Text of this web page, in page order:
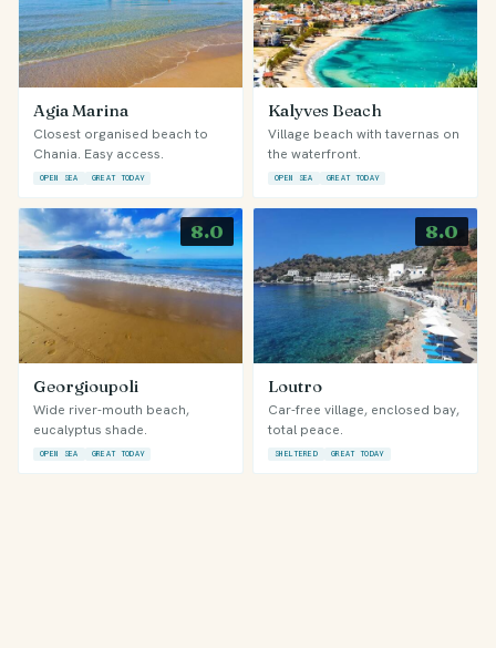
Agia Marina
Closest organised beach to
Chania. Easy access.
OPEN SEA GREAT TODAY
Kalyves Beach
Village beach with tavernas on
the waterfront.
OPEN SEA GREAT TODAY
8.0
Georgioupoli
Wide river-mouth beach,
eucalyptus shade.
OPEN SEA GREAT TODAY
8.0
Loutro
Car-free village, enclosed bay,
total peace.
SHELTERED GREAT TODAY